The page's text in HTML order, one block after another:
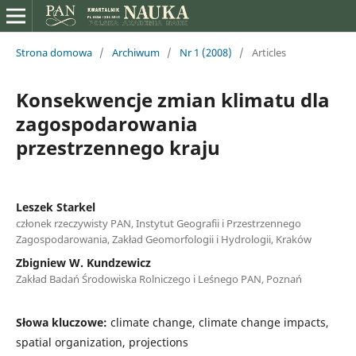
Strona domowa / Archiwum / Nr 1 (2008) / Articles
Konsekwencje zmian klimatu dla
zagospodarowania
przestrzennego kraju
Leszek Starkel
członek rzeczywisty PAN, Instytut Geografii i Przestrzennego
Zagospodarowania, Zakład Geomorfologii i Hydrologii, Kraków
Zbigniew W. Kundzewicz
Zakład Badań Środowiska Rolniczego i Leśnego PAN, Poznań
Słowa kluczowe: climate change, climate change impacts,
spatial organization, projections